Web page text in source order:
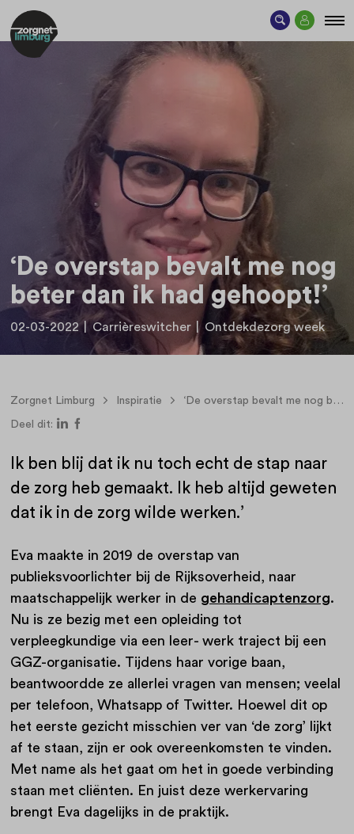
‘De overstap bevalt me nog
beter dan ik had gehoopt!’
02-03-2022 | Carrièreswitcher | Ontdekdezorg week
Zorgnet Limburg Inspiratie ‘De overstap bevalt me nog beter dan ik had gehoopt!’
Deel dit:
Ik ben blij dat ik nu toch echt de stap naar
de zorg heb gemaakt. Ik heb altijd geweten
dat ik in de zorg wilde werken.’
Eva maakte in 2019 de overstap van
publieksvoorlichter bij de Rijksoverheid, naar
maatschappelijk werker in de gehandicaptenzorg.
Nu is ze bezig met een opleiding tot
verpleegkundige via een leer- werk traject bij een
GGZ-organisatie. Tijdens haar vorige baan,
beantwoordde ze allerlei vragen van mensen; veelal
per telefoon, Whatsapp of Twitter. Hoewel dit op
het eerste gezicht misschien ver van ‘de zorg’ lijkt
af te staan, zijn er ook overeenkomsten te vinden.
Met name als het gaat om het in goede verbinding
staan met cliënten. En juist deze werkervaring
brengt Eva dagelijks in de praktijk.